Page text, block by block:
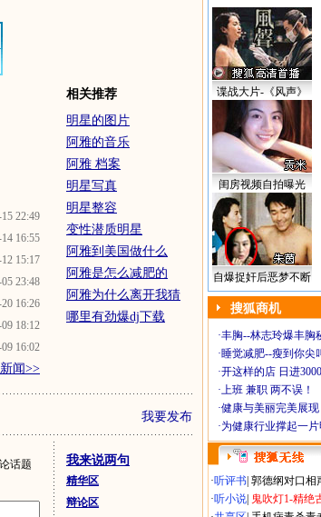
22:49
16:55
15:17
23:48
16:26
18:12
16:02
闻>>
相关推荐
明星的图片
阿雅的音乐
阿雅 档案
明星写真
明星整容
变性潜质明星
阿雅到美国做什么
阿雅是怎么减肥的
阿雅为什么离开我猜
哪里有劲爆dj下载
我要发布
话题
我来说两句
精华区
辩论区
谍战大片-《风声》
闺房视频自拍曝光
自爆捉奸后恶梦不断
搜狐商机
·丰胸--林志玲爆丰胸
·睡觉减肥--瘦到你尖
·开这样的店 日进3000
·上班 兼职 两不误！
·健康与美丽完美展现
·为健康行业撑起一
·听评书 郭德纲对口相
·听小说 鬼吹灯1-精绝